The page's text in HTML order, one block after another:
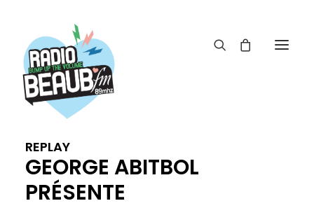
REPLAY
ÉMISSIONS
REPLAY
GEORGE ABITBOL
PRÉSENTE